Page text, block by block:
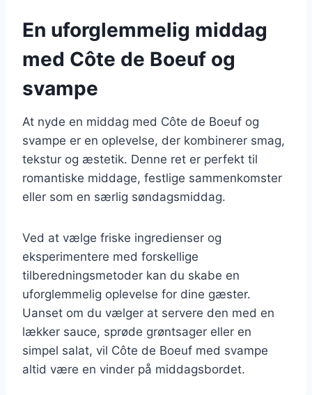
En uforglemmelig middag
med Côte de Boeuf og
svampe
At nyde en middag med Côte de Boeuf og
svampe er en oplevelse, der kombinerer smag,
tekstur og æstetik. Denne ret er perfekt til
romantiske middage, festlige sammenkomster
eller som en særlig søndagsmiddag.
Ved at vælge friske ingredienser og
eksperimentere med forskellige
tilberedningsmetoder kan du skabe en
uforglemmelig oplevelse for dine gæster.
Uanset om du vælger at servere den med en
lækker sauce, sprøde grøntsager eller en
simpel salat, vil Côte de Boeuf med svampe
altid være en vinder på middagsbordet.